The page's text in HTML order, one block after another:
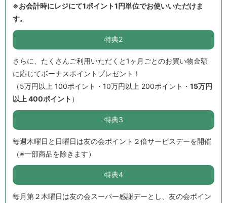
※お会計時にレジにて1ポイント1円単位でお使いいただけま
す。
特典2
さらに、たくさんご利用いただくと1ヶ月ごとのお買い物金額
に応じてボーナスポイントプレゼント！
（5万円以上 100ポイント・10万円以上 200ポイント・ 15万円
以上 400ポイント ）
特典3
毎週木曜日と日曜日は友の会ポイント２倍サービスデーを開催
（※一部商品を除きます）
特典4
毎月第２木曜日は友の会スーパー感謝デーとし、友の会ポイン